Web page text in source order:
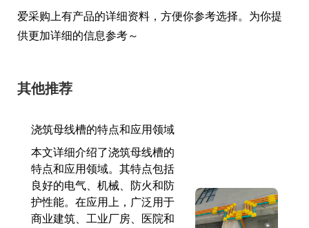
爱采购上有产品的详细资料，方便你参考选择。为你提
供更加详细的信息参考～
其他推荐
浇筑母线槽的特点和应用领域
本文详细介绍了浇筑母线槽的
特点和应用领域。其特点包括
良好的电气、机械、防火和防
护性能。在应用上，广泛用于
商业建筑、工业厂房、医院和